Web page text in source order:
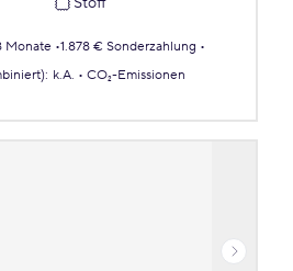
Monate 1.878 € Sonderzahlung
: k.A.
CO₂-Emissionen